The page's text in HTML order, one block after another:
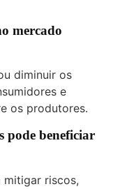
mercado
diminuir os
e
os produtores.
pode beneficiar
mitigar riscos,